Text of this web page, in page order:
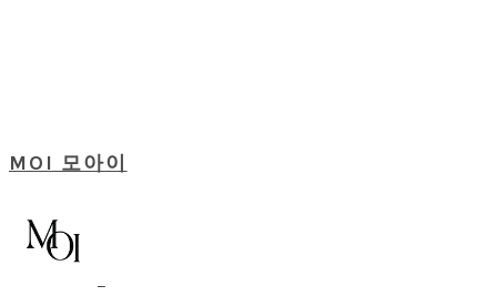
MOI 모아이